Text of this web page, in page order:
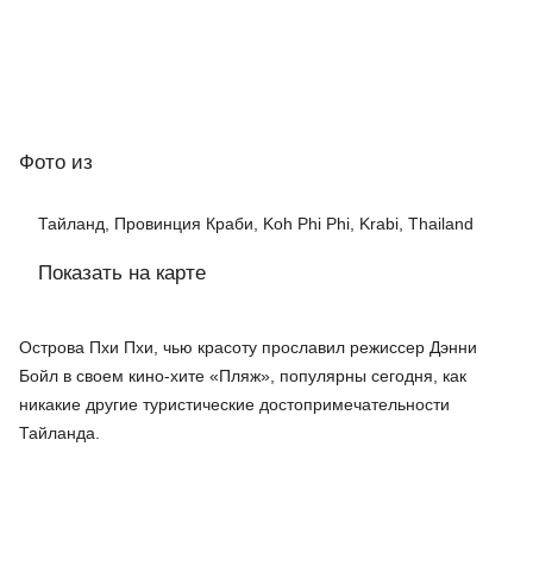
Фото из
Тайланд, Провинция Краби, Koh Phi Phi, Krabi, Thailand
Показать на карте
Острова Пхи Пхи, чью красоту прославил режиссер Дэнни
Бойл в своем кино-хите «Пляж», популярны сегодня, как
никакие другие туристические достопримечательности
Тайланда.